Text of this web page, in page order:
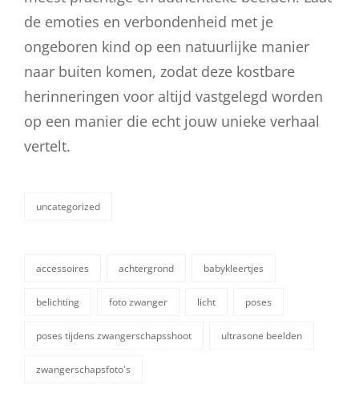
de emoties en verbondenheid met je
ongeboren kind op een natuurlijke manier
naar buiten komen, zodat deze kostbare
herinneringen voor altijd vastgelegd worden
op een manier die echt jouw unieke verhaal
vertelt.
categorieën
uncategorized
accessoires achtergrond babykleertjes
belichting foto zwanger licht poses
poses tijdens zwangerschapsshoot ultrasone beelden
zwangerschapsfoto's